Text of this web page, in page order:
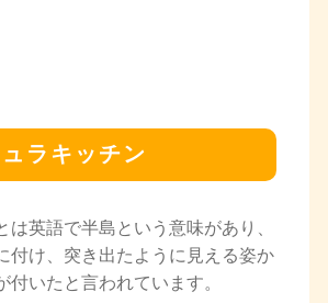
ラキッチン
は英語で半島という意味があり、
付け、突き出たように見える姿か
付いたと言われています。